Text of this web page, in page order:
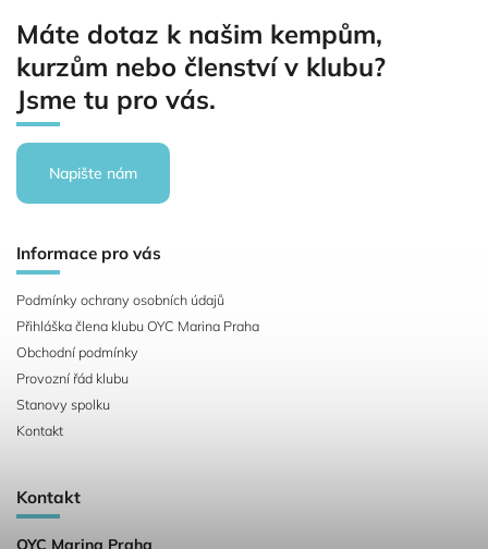
Máte dotaz k našim kempům,
kurzům nebo členství v klubu?
Jsme tu pro vás.
Napište nám
Informace pro vás
Podmínky ochrany osobních údajů
Přihláška člena klubu OYC Marina Praha
Obchodní podmínky
Provozní řád klubu
Stanovy spolku
Kontakt
Kontakt
OYC Marina Praha